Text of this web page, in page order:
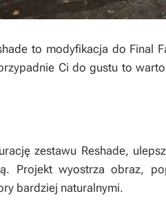
to modyfikacja do Final
Ci do gustu to
zestawu Reshade,
Projekt wyostrza obraz,
bardziej naturalnymi.